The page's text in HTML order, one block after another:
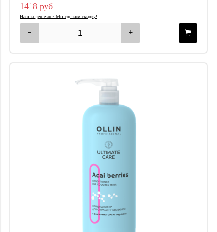
1418 руб
Нашли дешевле? Мы сделаем скидку!